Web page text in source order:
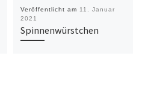
Veröffentlicht am 11. Januar
2021
Spinnenwürstchen